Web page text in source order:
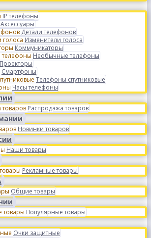
IP телефоны
Аксессуары
Детали телефонов
Изменители голоса
Коммуникаторы
Необычные телефоны
Проекторы
Смартфоны
Телефоны спутниковые
Часы телефоны
Распродажа товаров
Новинки товаров
Наши товары
Рекламные товары
Общие товары
Популярные товары
Очки защитные